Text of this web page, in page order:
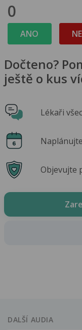
0
ANO NE
Dočteno?
ještě o kus
Lékaři
Objevujte
DALŠÍ AUDIA